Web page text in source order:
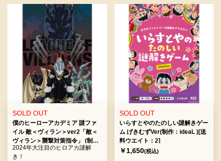
SOLD OUT
僕のヒーローアカデミア 謎ファ
イル 敵＜ヴィラン＞ver2「敵＜
ヴィラン＞襲撃対策指令」 (制
作：謎解敵＜ヴィラン＞連合) [送
料ウエイト：2]
2024年大注目のヒロアカ謎解
き！
SOLD OUT
いらすとやのたのしい謎解きゲー
ム げきむずVer(制作：ideaL )[送
料ウエイト：2]
￥1,650(税込)